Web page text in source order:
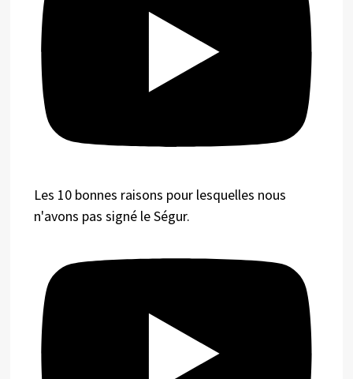
Les 10 bonnes raisons pour lesquelles nous
n'avons pas signé le Ségur.